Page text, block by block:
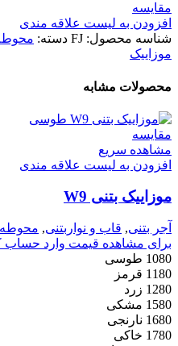
مقایسه
افزودن به لیست علاقه مندی
شناسه محصول: FJ دسته:
موزاییک
محصولات مشابه
مقایسه
مشاهده سریع
افزودن به لیست علاقه مندی
موزاییک بتنی W9
آجر بتنی, قاب و نواربتنی, محوطه
برای مشاهده قیمت وارد حساب
1080 طوسی
1180 قرمز
1280 زرد
1580 مشکی
1680 نارنجی
1780 خاکی